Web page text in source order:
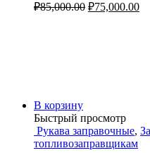
₽85,000.00 ₽75,000.00
В корзину
Быстрый просмотр
Рукава заправочные,
топливозаправщикам